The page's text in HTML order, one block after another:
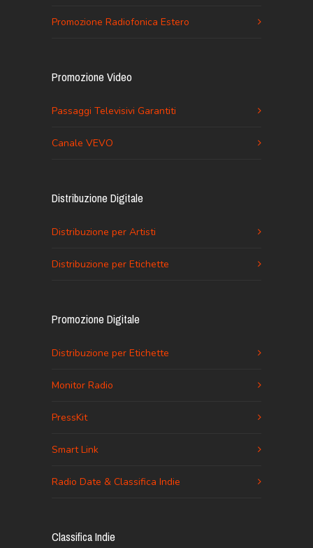
Promozione Radiofonica Estero
Promozione Video
Passaggi Televisivi Garantiti
Canale VEVO
Distribuzione Digitale
Distribuzione per Artisti
Distribuzione per Etichette
Promozione Digitale
Distribuzione per Etichette
Monitor Radio
PressKit
Smart Link
Radio Date & Classifica Indie
Classifica Indie